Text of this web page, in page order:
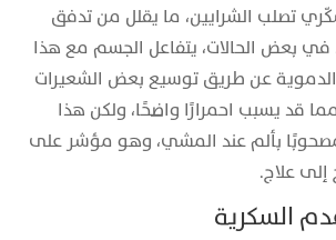
تصلب الشرايين، ما يقلل من تدفق
في بعض الحالات، يتفاعل الجسم مع هذا
عن طريق توسيع بعض الشعيرات
قد يسبب احمرارًا واضحًا، ولكن هذا
مصحوبًا بألم عند المشي، وهو مؤشر على
علاج.